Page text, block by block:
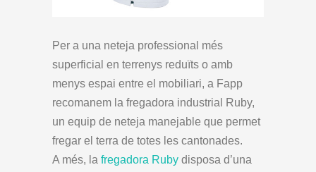
Per a una neteja professional més
superficial en terrenys reduïts o amb
menys espai entre el mobiliari, a Fapp
recomanem la fregadora industrial Ruby,
un equip de neteja manejable que permet
fregar el terra de totes les cantonades.
A més, la fregadora Ruby disposa d’una